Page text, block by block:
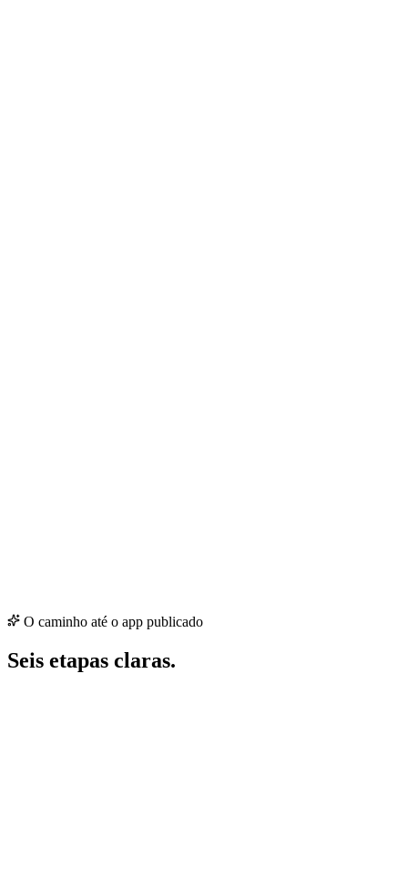
O caminho até o app publicado
Seis etapas claras.